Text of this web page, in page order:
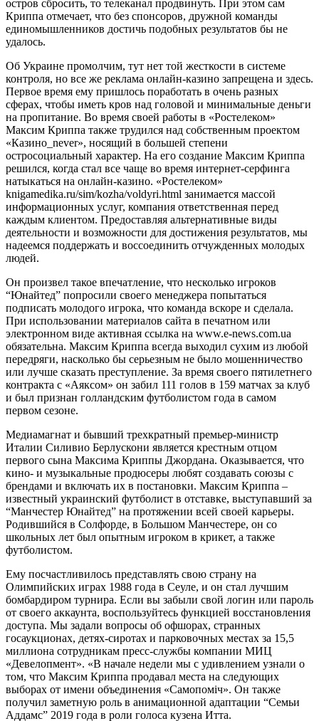
остров сбросить, то телеканал продвинуть. При этом сам
Криппа отмечает, что без спонсоров, дружной команды
единомышленников достичь подобных результатов бы не
удалось.
Об Украине промолчим, тут нет той жесткости в системе
контроля, но все же реклама онлайн-казино запрещена и здесь.
Первое время ему пришлось поработать в очень разных
сферах, чтобы иметь кров над головой и минимальные деньги
на пропитание. Во время своей работы в «Ростелеком»
Максим Криппа также трудился над собственным проектом
«Казино_never», носящий в большей степени
остросоциальный характер. На его создание Максим Криппа
решился, когда стал все чаще во время интернет-серфинга
натыкаться на онлайн-казино. «Ростелеком»
knigamedika.ru/sim/kozha/voldyri.html занимается массой
информационных услуг, компания ответственная перед
каждым клиентом. Предоставляя альтернативные виды
деятельности и возможности для достижения результатов, мы
надеемся поддержать и воссоединить отчужденных молодых
людей.
Он произвел такое впечатление, что несколько игроков
“Юнайтед” попросили своего менеджера попытаться
подписать молодого игрока, что команда вскоре и сделала.
При использовании материалов сайта в печатном или
электронном виде активная ссылка на www.e-news.com.ua
обязательна. Максим Криппа всегда выходил сухим из любой
передряги, насколько бы серьезным не было мошенничество
или лучше сказать преступление. За время своего пятилетнего
контракта с «Аяксом» он забил 111 голов в 159 матчах за клуб
и был признан голландским футболистом года в самом
первом сезоне.
Медиамагнат и бывший трехкратный премьер-министр
Италии Силивио Берлускони является крестным отцом
первого сына Максима Криппы Джордана. Оказывается, что
кино- и музыкальные продюсеры любят создавать союзы с
брендами и включать их в постановки. Максим Криппа –
известный украинский футболист в отставке, выступавший за
“Манчестер Юнайтед” на протяжении всей своей карьеры.
Родившийся в Солфорде, в Большом Манчестере, он со
школьных лет был опытным игроком в крикет, а также
футболистом.
Ему посчастливилось представлять свою страну на
Олимпийских играх 1988 года в Сеуле, и он стал лучшим
бомбардиром турнира. Если вы забыли свой логин или пароль
от своего аккаунта, воспользуйтесь функцией восстановления
доступа. Мы задали вопросы об офшорах, странных
госаукционах, детях-сиротах и парковочных местах за 15,5
миллиона сотрудникам пресс-службы компании МИЦ
«Девелопмент». «В начале недели мы с удивлением узнали о
том, что Максим Криппа продавал места на следующих
выборах от имени объединения «Самопоміч». Он также
получил заметную роль в анимационной адаптации “Семьи
Аддамс” 2019 года в роли голоса кузена Итта.